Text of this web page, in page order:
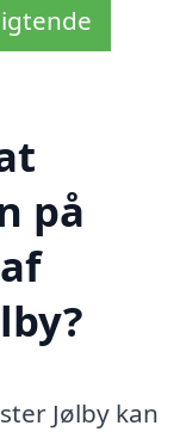
på
Jølby kan